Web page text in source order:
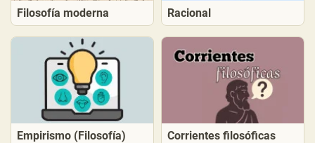
Filosofía moderna Racional
Empirismo (Filosofía) Corrientes filosóficas